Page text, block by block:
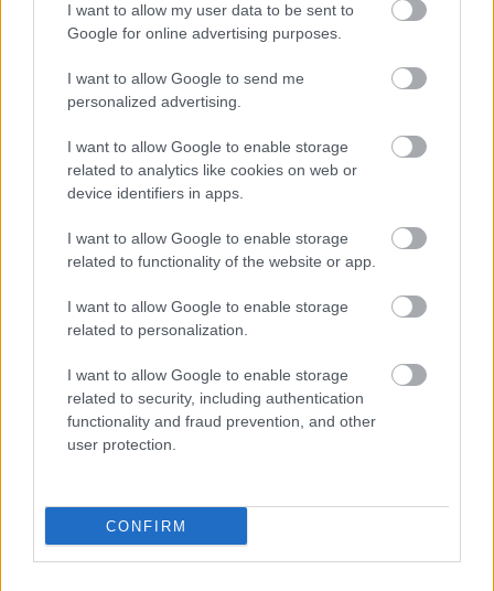
I want to allow my user data to be sent to
Google for online advertising purposes.
I want to allow Google to send me
personalized advertising.
I want to allow Google to enable storage
related to analytics like cookies on web or
device identifiers in apps.
I want to allow Google to enable storage
related to functionality of the website or app.
I want to allow Google to enable storage
related to personalization.
I want to allow Google to enable storage
related to security, including authentication
functionality and fraud prevention, and other
user protection.
CONFIRM
αριστερά, κατά τη διάρκεια της εκδήλωσης
Οινική Αριστεία: Από το Marani στο
διεθνές ράφι
Περισσότερες από 125 εκλεκτές ετικετές από 25
οινοποιεία ,ξεδίπλωσαν το εύρος της γεωργιανής
γης. Από τα επιβλητικά οινοποιητικά συγκροτήματα
,,marani”, η δοκιμή αποκάλυψε την πολυπλοκότητα